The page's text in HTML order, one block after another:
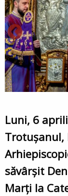
Luni, 6
Trotușanul,
săvârșit
Marți la